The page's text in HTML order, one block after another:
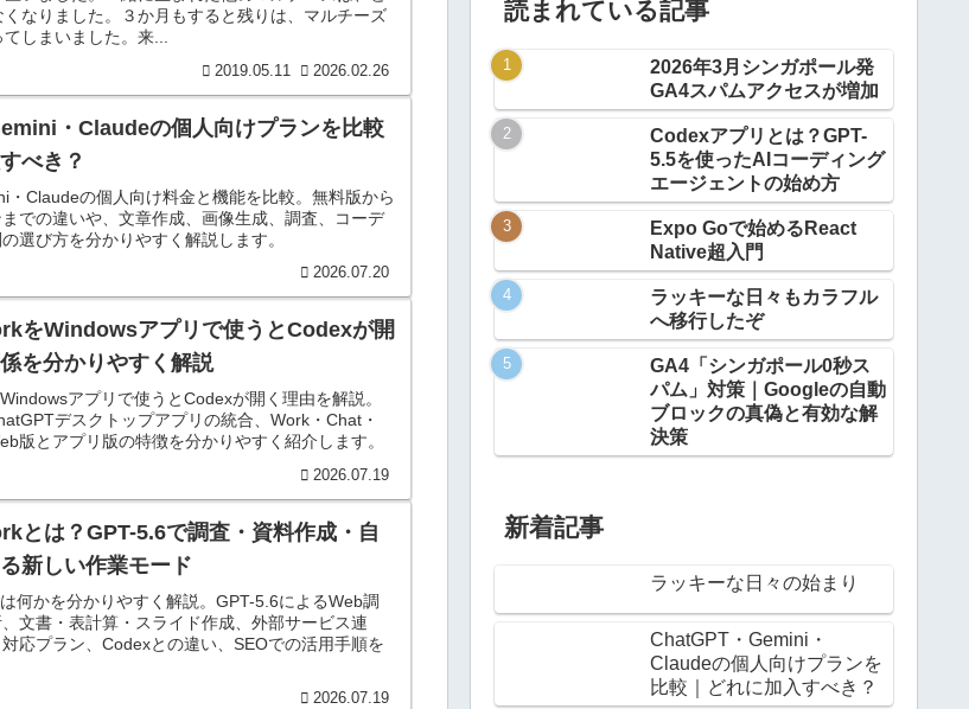
くなりました。３か月もすると残りは、マルチーズ
しまいました。来...
2019.05.11 2026.02.26
・Claudeの個人向けプランを比較
べき？
・Claudeの個人向け料金と機能を比較。無料版から
での違いや、文章作成、画像生成、調査、コーデ
選び方を分かりやすく解説します。
2026.07.20
をWindowsアプリで使うとCodexが開
を分かりやすく解説
アプリで使うとCodexが開く理由を解説。
デスクトップアプリの統合、Work・Chat・
版とアプリ版の特徴を分かりやすく紹介します。
2026.07.19
とは？GPT-5.6で調査・資料作成・自
新しい作業モード
何かを分かりやすく解説。GPT-5.6によるWeb調
文書・表計算・スライド作成、外部サービス連
応プラン、Codexとの違い、SEOでの活用手順を
2026.07.19
読まれている記事
2026年3月シンガポール発
GA4スパムアクセスが増加
Codexアプリとは？GPT-
5.5を使ったAIコーディング
エージェントの始め方
Expo Goで始めるReact
Native超入門
ラッキーな日々もカラフル
へ移行したぞ
GA4「シンガポール0秒ス
パム」対策｜Googleの自動
ブロックの真偽と有効な解
決策
新着記事
ラッキーな日々の始まり
ChatGPT・Gemini・
Claudeの個人向けプランを
比較｜どれに加入すべき？